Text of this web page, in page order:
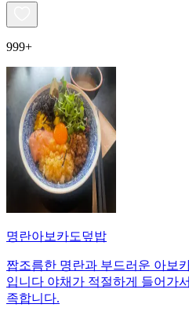
999+
명란아보카도덮밥
짭조름한 명란과 부드러운 아보
입니다 야채가 적절하게 들어가
족합니다.